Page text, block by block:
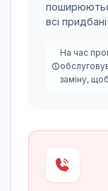
всі
На час
заміну,